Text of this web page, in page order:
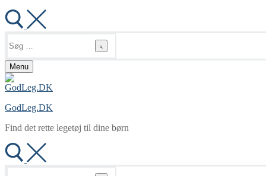
efter:
Menu
GodLeg.DK
Find det rette legetøj til dine børn